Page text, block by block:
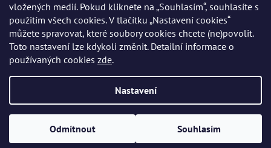
vložených medií. Pokud kliknete na „Souhlasím“, souhlasíte s
použitím všech cookies. V tlačítku „Nastavení cookies“
můžete spravovat, které soubory cookies chcete (ne)povolit.
Toto nastavení lze kdykoli změnit. Detailní informace o
používaných cookies zde.
Nastavení
Odmítnout Souhlasím
Přijímáme online platby
Vytvořil Shoptet
Copyright 2026PĚKNÁ KLASIKA
. Všechna práva vyhrazena.
Upravit nastavení cookies